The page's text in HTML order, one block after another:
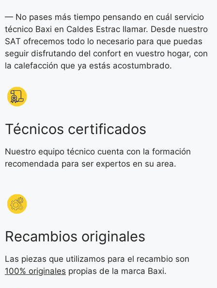
— No pases más tiempo pensando en cuál servicio
técnico Baxi en Caldes Estrac llamar. Desde nuestro
SAT ofrecemos todo lo necesario para que puedas
seguir disfrutando del confort en vuestro hogar, con
la calefacción que ya estás acostumbrado.
Técnicos certificados
Nuestro equipo técnico cuenta con la formación
recomendada para ser expertos en su area.
Recambios originales
Las piezas que utilizamos para el recambio son
100% originales propias de la marca Baxi.